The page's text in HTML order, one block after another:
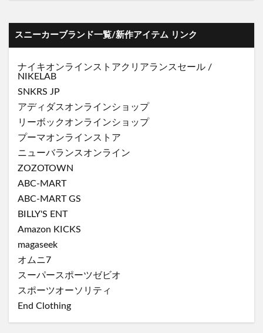
スニーカーブランド一覧/新作アイテム リンク
ナイキオンラインストアクリアランスセール /
NIKELAB
SNKRS JP
アディダスオンラインショップ
リーボックオンラインショップ
プーマオンラインストア
ニューバランスオンライン
ZOZOTOWN
ABC-MART
ABC-MART GS
BILLY'S ENT
Amazon KICKS
magaseek
オムニ7
スーパースポーツゼビオ
スポーツオーソリティ
End Clothing